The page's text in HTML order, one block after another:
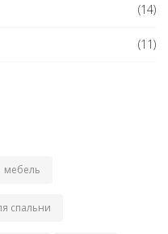
(14)
(11)
мебель
спальни